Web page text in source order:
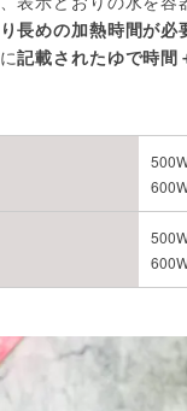
長めの加熱時間が必
記載されたゆで時間